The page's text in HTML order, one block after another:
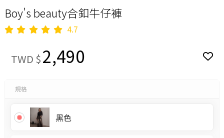
Boy's beauty合釦牛仔褲
4.7
TWD $2,490
規格
黑色